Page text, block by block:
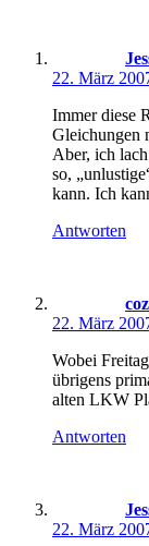
22. März
Immer diese
Gleichungen
Aber, ich
so,
kann. Ich
Antworten
22. März
Wobei
übrigens
alten LKW
Antworten
22. März